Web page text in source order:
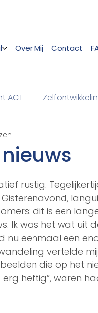
Over Mij Contact
ACT
rustig.
dit is een
Ik was het wat uit
nu eenmaal een
vertelde
die op het
heftig”, waren